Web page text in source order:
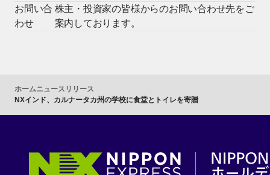
お問い合
わせ
株主・投資家の皆様からのお問い合わせ先をご
案内しております。
ホームニュースリリース
NXインド、カルナータカ州の学校に食堂とトイレを寄贈